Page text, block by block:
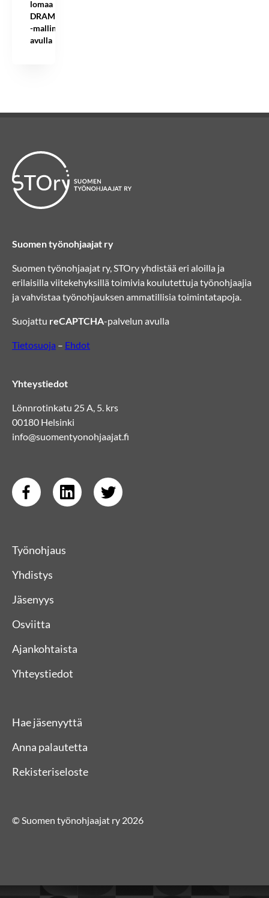
lomaa
DRAMMA
-mallin
avulla
Suomen työnohjaajat ry
Suomen työnohjaajat ry, STOry yhdistää eri aloilla ja
erilaisilla viitekehyksillä toimivia koulutettuja työnohjaajia
ja vahvistaa työnohjauksen ammatillisia toimintatapoja.
Suojattu reCAPTCHA-palvelun avulla
Tietosuoja – Ehdot
Yhteystiedot
Lönnrotinkatu 25 A, 5. krs
00180 Helsinki
info@suomentyonohjaajat.fi
Työnohjaus
Yhdistys
Jäsenyys
Osviitta
Ajankohtaista
Yhteystiedot
Hae jäsenyyttä
Anna palautetta
Rekisteriseloste
© Suomen työnohjaajat ry 2026